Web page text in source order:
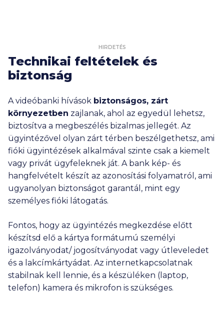
HIRDETÉS
Technikai feltételek és
biztonság
A videóbanki hívások biztonságos, zárt
környezetben zajlanak, ahol az egyedül lehetsz,
biztosítva a megbeszélés bizalmas jellegét. Az
ügyintézővel olyan zárt térben beszélgethetsz, ami
fióki ügyintézések alkalmával szinte csak a kiemelt
vagy privát ügyfeleknek ját. A bank kép- és
hangfelvételt készít az azonosítási folyamatról, ami
ugyanolyan biztonságot garantál, mint egy
személyes fióki látogatás.
Fontos, hogy az ügyintézés megkezdése előtt
készítsd elő a kártya formátumú személyi
igazolványodat/ jogosítványodat vagy útleveledet
és a lakcímkártyádat. Az internetkapcsolatnak
stabilnak kell lennie, és a készüléken (laptop,
telefon) kamera és mikrofon is szükséges.